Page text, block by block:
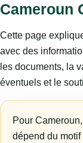
Cameroun
Cette page
avec des
les documents, la
éventuels et le
Pour
dépend du